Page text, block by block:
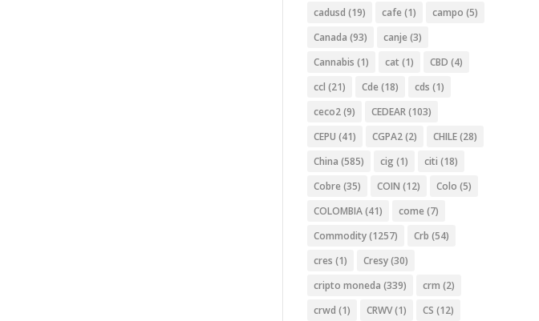
cadusd (19) cafe (1) campo (5)
Canada (93) canje (3)
Cannabis (1) cat (1) CBD (4)
ccl (21) Cde (18) cds (1)
ceco2(9) CEDEAR(103)
CEPU (41) CGPA2(2) CHILE(28)
China (585) cig (1) citi (18)
Cobre (35) COIN (12) Colo (5)
COLOMBIA(41) come (7)
Commodity(1257) Crb (54)
cres (1) Cresy(30)
cripto moneda (339) crm (2)
crwd (1) CRWV(1) CS (12)